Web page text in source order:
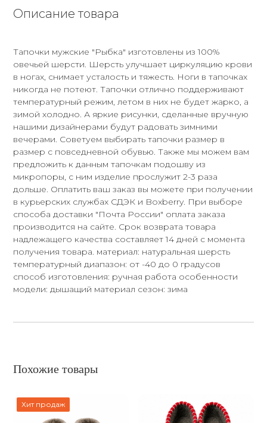
Описание товара
Тапочки мужские "Рыбка" изготовлены из 100%
овечьей шерсти. Шерсть улучшает циркуляцию крови
в ногах, снимает усталость и тяжесть. Ноги в тапочках
никогда не потеют. Тапочки отлично поддерживают
температурный режим, летом в них не будет жарко, а
зимой холодно. А яркие рисунки, сделанные вручную
нашими дизайнерами будут радовать зимними
вечерами. Советуем выбирать тапочки размер в
размер с повседневной обувью. Также мы можем вам
предложить к данным тапочкам подошву из
микропоры, с ним изделие прослужит 2-3 раза
дольше. Оплатить ваш заказ вы можете при получении
в курьерских службах СДЭК и Boxberry. При выборе
способа доставки "Почта России" оплата заказа
производится на сайте. Срок возврата товара
надлежащего качества составляет 14 дней с момента
получения товара. материал: натуральная шерсть
температурный диапазон: от -40 до 0 градусов
способ изготовления: ручная работа особенности
модели: дышащий материал сезон: зима
Похожие товары
Хит продаж